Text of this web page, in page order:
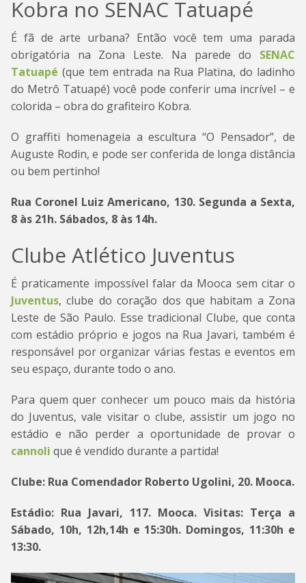
Kobra no SENAC Tatuapé
É fã de arte urbana? Então você tem uma parada
obrigatória na Zona Leste. Na parede do SENAC
Tatuapé (que tem entrada na Rua Platina, do ladinho
do Metrô Tatuapé) você pode conferir uma incrível – e
colorida – obra do grafiteiro Kobra.
O graffiti homenageia a escultura “O Pensador”, de
Auguste Rodin, e pode ser conferida de longa distância
ou bem pertinho!
Rua Coronel Luiz Americano, 130. Segunda a Sexta,
8 às 21h. Sábados, 8 às 14h.
Clube Atlético Juventus
É praticamente impossível falar da Mooca sem citar o
Juventus, clube do coração dos que habitam a Zona
Leste de São Paulo. Esse tradicional Clube, que conta
com estádio próprio e jogos na Rua Javari, também é
responsável por organizar várias festas e eventos em
seu espaço, durante todo o ano.
Para quem quer conhecer um pouco mais da história
do Juventus, vale visitar o clube, assistir um jogo no
estádio e não perder a oportunidade de provar o
cannoli que é vendido durante a partida!
Clube: Rua Comendador Roberto Ugolini, 20. Mooca.
Estádio: Rua Javari, 117. Mooca. Visitas: Terça a
Sábado, 10h, 12h,14h e 15:30h. Domingos, 11:30h e
13:30.